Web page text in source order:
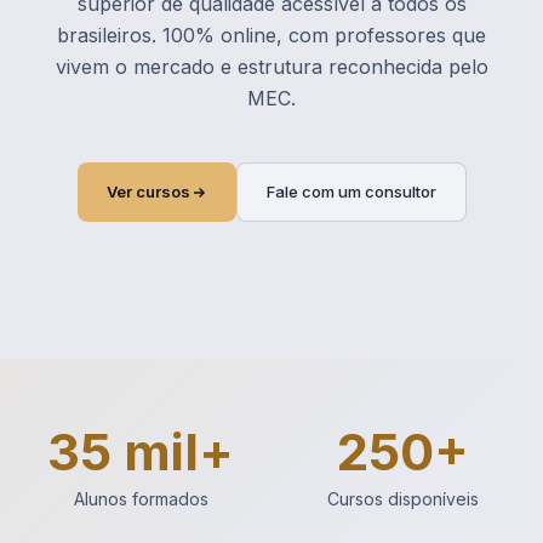
brasileiros. 100% online, com professores que
vivem o mercado e estrutura reconhecida pelo
MEC.
Ver cursos Fale com um consultor
35 mil+
Alunos formados
250+
Cursos disponíveis